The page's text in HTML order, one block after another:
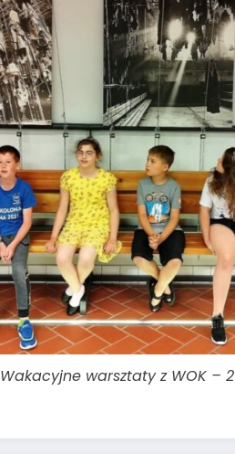
Wakacyjne warsztaty z WOK –